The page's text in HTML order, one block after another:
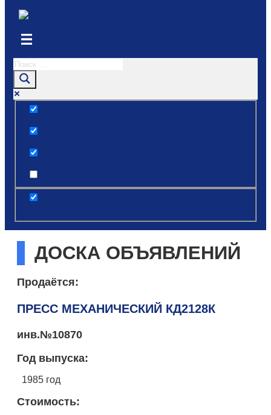
ДОСКА ОБЪЯВЛЕНИЙ
Продаётся:
ПРЕСС МЕХАНИЧЕСКИЙ КД2128К
инв.№10870
Год выпуска:
1985 год
Стоимость: